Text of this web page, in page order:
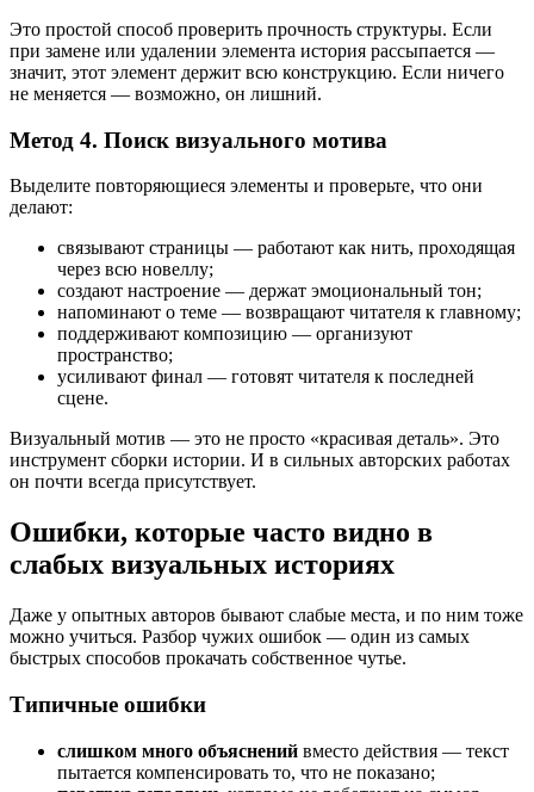
Это простой способ проверить прочность структуры. Если
при замене или удалении элемента история рассыпается —
значит, этот элемент держит всю конструкцию. Если ничего
не меняется — возможно, он лишний.
Метод 4. Поиск визуального мотива
Выделите повторяющиеся элементы и проверьте, что они
делают:
связывают страницы — работают как нить, проходящая
через всю новеллу;
создают настроение — держат эмоциональный тон;
напоминают о теме — возвращают читателя к главному;
поддерживают композицию — организуют
пространство;
усиливают финал — готовят читателя к последней
сцене.
Визуальный мотив — это не просто «красивая деталь». Это
инструмент сборки истории. И в сильных авторских работах
он почти всегда присутствует.
Ошибки, которые часто видно в
слабых визуальных историях
Даже у опытных авторов бывают слабые места, и по ним тоже
можно учиться. Разбор чужих ошибок — один из самых
быстрых способов прокачать собственное чутье.
Типичные ошибки
слишком много объяснений вместо действия — текст
пытается компенсировать то, что не показано;